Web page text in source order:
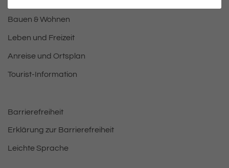
Bauen & Wohnen
Leben und Freizeit
Anreise und Ortsplan
Tourist-Information
Barrierefreiheit
Erklärung zur Barrierefreiheit
Leichte Sprache